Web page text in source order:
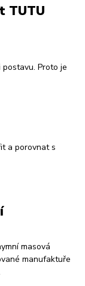
TUTU
Proto je
a porovnat s
masová
manufaktuře